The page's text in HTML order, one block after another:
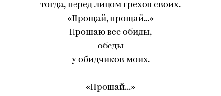
тогда, перед лицом грехов своих.
«Прощай, прощай...»
Прощаю все обиды,
обеды
у обидчиков моих.
«Прощай...»